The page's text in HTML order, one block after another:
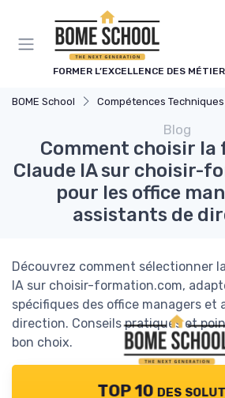
FORMER L’EXCELLENCE DES
BOME School Compétences Techniques
Blog
Comment choisir
Claude IA sur choisir-
pour les office
assistants de
Découvrez comment sélectionner
IA sur choisir-formation.com,
spécifiques des office managers et
direction. Conseils pratiques et
bon choix.
TOP 10 des
Panneau de gestion des cookies